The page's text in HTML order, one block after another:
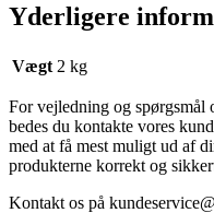
Yderligere
Vægt 2 kg
For vejledning og spørgsmål
bedes du kontakte vores
med at få mest muligt ud af
produkterne korrekt og
Kontakt os på